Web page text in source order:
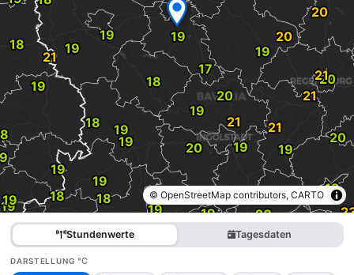
© OpenStreetMap contributors, CARTO
Stundenwerte Tagesdaten
DARSTELLUNG °C